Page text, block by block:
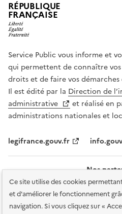
Ce site utilise des cookies
et d'améliorer le fonctionnement
navigation. Si vous cliquez sur «
RÉPUBLIQUE
FRANÇAISE
Service Public vous informe et
qui permettent de connaître vos
droits et de faire vos
Il est édité par la Direction de
administrative
et réalisé en
administrations nationales et
legifrance.gouv.fr
Nos